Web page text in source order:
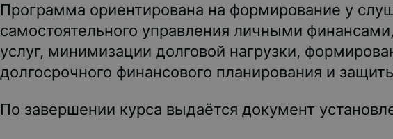
Программа ориентирована на формирование у
самостоятельного управления личными
услуг, минимизации долговой нагрузки,
долгосрочного финансового планирования и
По завершении курса выдаётся документ